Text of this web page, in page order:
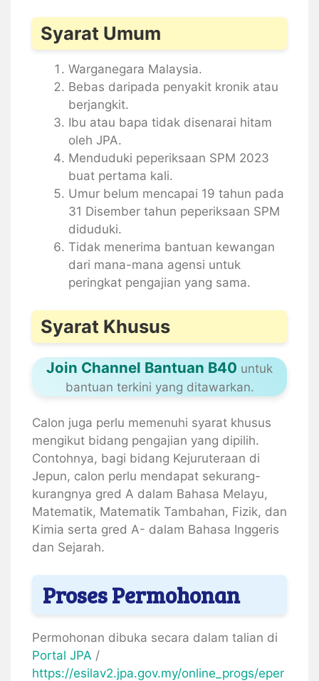
Syarat Umum
Warganegara Malaysia.
Bebas daripada penyakit kronik atau
berjangkit.
Ibu atau bapa tidak disenarai hitam
oleh JPA.
Menduduki peperiksaan SPM 2023
buat pertama kali.
Umur belum mencapai 19 tahun pada
31 Disember tahun peperiksaan SPM
diduduki.
Tidak menerima bantuan kewangan
dari mana-mana agensi untuk
peringkat pengajian yang sama.
Syarat Khusus
Join Channel Bantuan B40 untuk
bantuan terkini yang ditawarkan.
Calon juga perlu memenuhi syarat khusus
mengikut bidang pengajian yang dipilih.
Contohnya, bagi bidang Kejuruteraan di
Jepun, calon perlu mendapat sekurang-
kurangnya gred A dalam Bahasa Melayu,
Matematik, Matematik Tambahan, Fizik, dan
Kimia serta gred A- dalam Bahasa Inggeris
dan Sejarah.
Proses Permohonan
Permohonan dibuka secara dalam talian di
Portal JPA /
https://esilav2.jpa.gov.my/online_progs/eper